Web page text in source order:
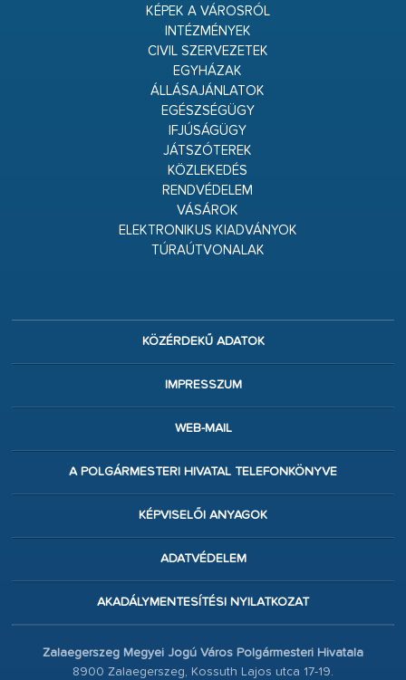
KÉPEK A VÁROSRÓL
INTÉZMÉNYEK
CIVIL SZERVEZETEK
EGYHÁZAK
ÁLLÁSAJÁNLATOK
EGÉSZSÉGÜGY
IFJÚSÁGÜGY
JÁTSZÓTEREK
KÖZLEKEDÉS
RENDVÉDELEM
VÁSÁROK
ELEKTRONIKUS KIADVÁNYOK
TÚRAÚTVONALAK
KÖZÉRDEKŰ ADATOK
IMPRESSZUM
WEB-MAIL
A POLGÁRMESTERI HIVATAL TELEFONKÖNYVE
KÉPVISELŐI ANYAGOK
ADATVÉDELEM
AKADÁLYMENTESÍTÉSI NYILATKOZAT
Zalaegerszeg Megyei Jogú Város Polgármesteri Hivatala
8900 Zalaegerszeg, Kossuth Lajos utca 17-19.